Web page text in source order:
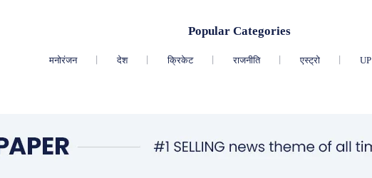
Popular Categories
मनोरंजन देश क्रिकेट राजनीति एस्ट्रो UP